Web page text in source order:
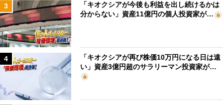
3
「キオクシアが今後も利益を出し続けるかは
分からない」資産11億円の個人投資家が…
4
「キオクシアが再び株価10万円になる日は遠
い」資産3億円超のサラリーマン投資家が…